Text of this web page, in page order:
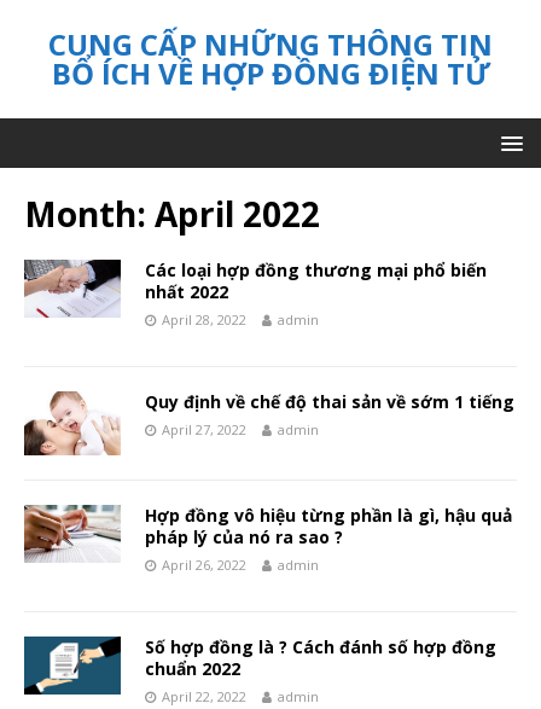
CUNG CẤP NHỮNG THÔNG TIN
BỔ ÍCH VỀ HỢP ĐỒNG ĐIỆN TỬ
Month: April 2022
Các loại hợp đồng thương mại phổ biến
nhất 2022
April 28, 2022 admin
Quy định về chế độ thai sản về sớm 1 tiếng
April 27, 2022 admin
Hợp đồng vô hiệu từng phần là gì, hậu quả
pháp lý của nó ra sao ?
April 26, 2022 admin
Số hợp đồng là ? Cách đánh số hợp đồng
chuẩn 2022
April 22, 2022 admin